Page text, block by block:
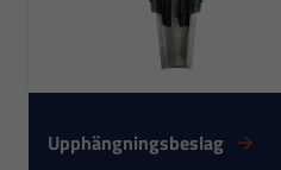
Upphängningsbeslag